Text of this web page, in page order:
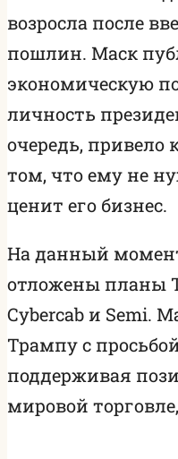
возросла после
пошлин. Маск
экономическую
личность
очередь, привело
том, что ему не
ценит его бизнес.
На данный
отложены планы
Cybercab и Semi.
Трампу с
поддерживая
мировой